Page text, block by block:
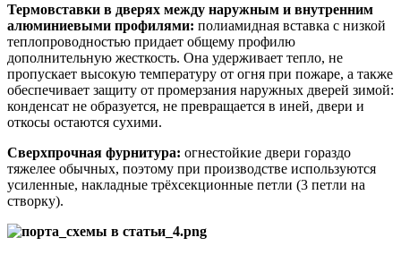
Термовставки в дверях между наружным и внутренним
алюминиевыми профилями: полиамидная вставка с низкой
теплопроводностью придает общему профилю
дополнительную жесткость. Она удерживает тепло, не
пропускает высокую температуру от огня при пожаре, а также
обеспечивает защиту от промерзания наружных дверей зимой:
конденсат не образуется, не превращается в иней, двери и
откосы остаются сухими.
Сверхпрочная фурнитура: огнестойкие двери гораздо
тяжелее обычных, поэтому при производстве используются
усиленные, накладные трёхсекционные петли (3 петли на
створку).